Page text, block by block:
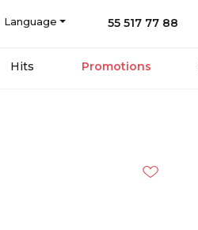
Language 55 517 77 88
Hits Promotions